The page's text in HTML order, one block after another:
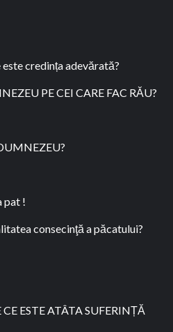
credința adevărată?
PE CEI CARE FAC RĂU?
pat !
consecinţă a păcatului?
ESTE ATÂTA SUFERINȚĂ